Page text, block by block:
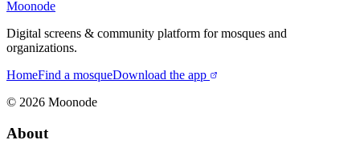
Moonode
Digital screens & community platform for mosques and
organizations.
HomeFind a mosqueDownload the app
© 2026 Moonode
About